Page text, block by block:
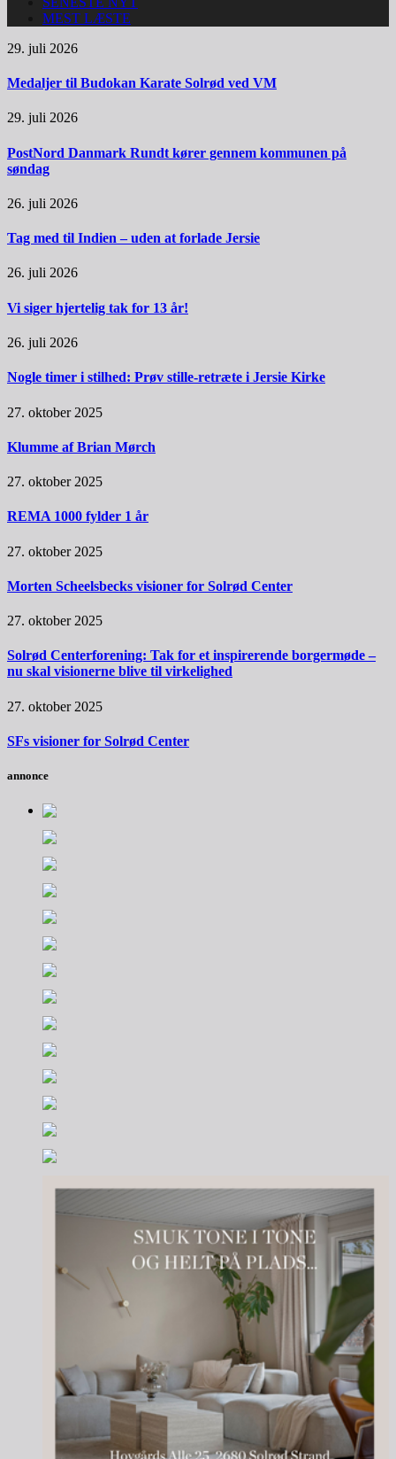
MEST LÆSTE
29. juli 2026
Medaljer til Budokan Karate Solrød ved VM
29. juli 2026
PostNord Danmark Rundt kører gennem kommunen på
søndag
26. juli 2026
Tag med til Indien – uden at forlade Jersie
26. juli 2026
Vi siger hjertelig tak for 13 år!
26. juli 2026
Nogle timer i stilhed: Prøv stille-retræte i Jersie Kirke
27. oktober 2025
Klumme af Brian Mørch
27. oktober 2025
REMA 1000 fylder 1 år
27. oktober 2025
Morten Scheelsbecks visioner for Solrød Center
27. oktober 2025
Solrød Centerforening: Tak for et inspirerende borgermøde –
nu skal visionerne blive til virkelighed
27. oktober 2025
SFs visioner for Solrød Center
annonce